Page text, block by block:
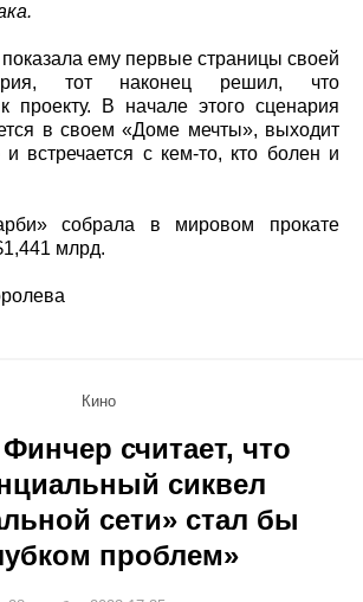
показала ему первые страницы своей
тот наконец решил, что
проекту. В начале этого сценария
в своем «Доме мечты», выходит
встречается с кем-то, кто болен и
собрала в мировом прокате
млрд.
Кино
считает, что
сиквел
сети» стал бы
проблем»